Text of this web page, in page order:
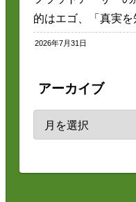
的はエゴ、「真実を
2026年7月31日
アーカイブ